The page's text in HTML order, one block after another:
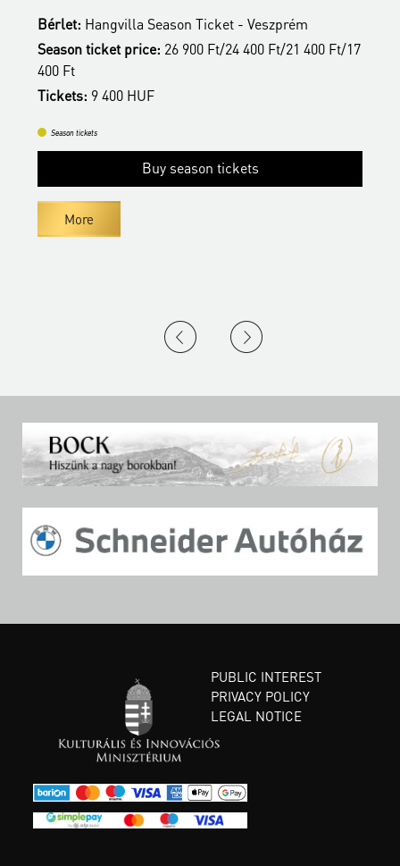
Bérlet: Hangvilla Season Ticket - Veszprém
Season ticket price: 26 900 Ft/24 400 Ft/21 400 Ft/17
400 Ft
Tickets: 9 400 HUF
Season tickets
Buy season tickets
More
PUBLIC INTEREST
PRIVACY POLICY
LEGAL NOTICE